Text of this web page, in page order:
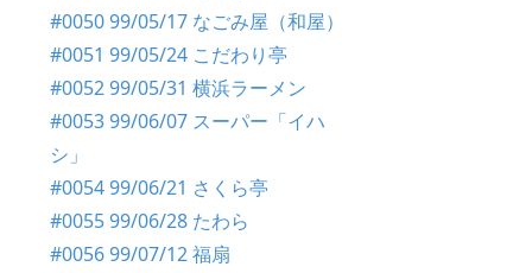
#0050 99/05/17 なごみ屋（和屋）
#0051 99/05/24 こだわり亭
#0052 99/05/31 横浜ラーメン
#0053 99/06/07 スーパー「イハ
シ」
#0054 99/06/21 さくら亭
#0055 99/06/28 たわら
#0056 99/07/12 福扇